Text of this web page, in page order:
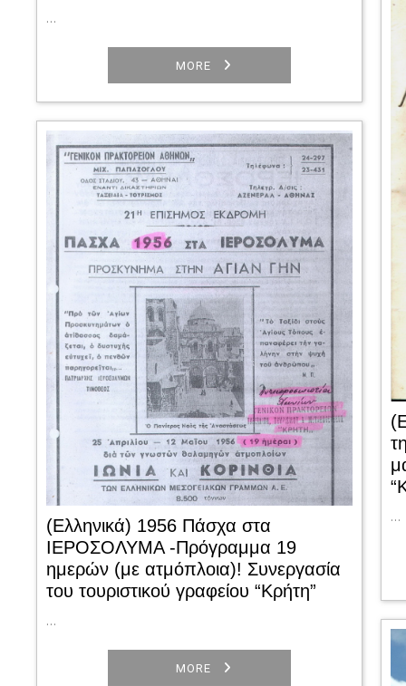
…
MORE
…
(Ελληνικά) 1956 Πάσχα στα
ΙΕΡΟΣΟΛΥΜΑ -Πρόγραμμα 19
ημερών (με ατμόπλοια)! Συνεργασία
του τουριστικού γραφείου “Κρήτη”
…
MORE